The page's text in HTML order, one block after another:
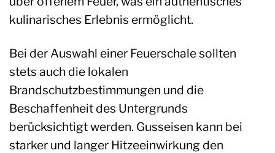
kulinarisches Erlebnis ermöglicht.
Bei der Auswahl einer Feuerschale sollten
stets auch die lokalen
Brandschutzbestimmungen und die
Beschaffenheit des Untergrunds
berücksichtigt werden. Gusseisen kann bei
starker und langer Hitzeeinwirkung den